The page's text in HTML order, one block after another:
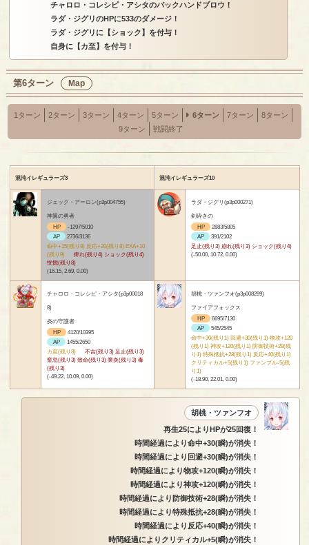
チャロロ・コレシピ・アシタのバックハンドブロウ！
ラダ・ジグリのHPに533のダメージ！
ラダ・ジグリに【ショック】を付与！
自身に【カ至】を付与！
第6ターン Map
1ターン 2ターン 3ターン 4ターン 5ターン 6ターン 7ターン
8ターン
9ターン
戦闘終了
混沌イレギュラーズ3 混沌イレギュラーズ10
ジェック・アーロン(p3p004755)
神翼の勇者
HP
-1297/5010
AP
2736/3136
命中+15(残り8) 反応+20(残り8) EXA+10
(残り8)
痺れ(残り4) ショック(残り4)
恍惚(残り8)
(16.15, 2.69, 0.00)
ラダ・ジグリ(p3p000271)
剣砕きの
HP
2883/5805
AP
391/2102
足止(残り3) 崩れ(残り3) ショック(残り4)
(-50.00, 10.72, 0.00)
チャロロ・コレシピ・アシタ(p3p00018
8)
炎の守護者
HP
4120/10395
AP
1455/2650
カ至(残り8)
不吉(残り3) 足止(残り3)
窒息(残り3) 致命(残り3) 業炎(残り3) 毒
(残り3)
(-49.22, 10.09, 0.00)
胡桃・ツァンフオ(p3p008299)
ファイアフォックス
HP
6695/7130
AP
545/2545
命中+30(残り1) 回避+30(残り1) 物攻+120
(残り1) 神攻+120(残り1) 防御技術+28(残
り1) 特殊抵抗+28(残り1) 反応+40(残り1)
クリティカル+5(残り1) ファンブル-5(残
り1)
(-18.90, 22.01, 0.00)
胡桃・ツァンフオ
再生25によりHPが25回復！
時間経過により命中+30(瞬)が消失！
時間経過により回避+30(瞬)が消失！
時間経過により物攻+120(瞬)が消失！
時間経過により神攻+120(瞬)が消失！
時間経過により防御技術+28(瞬)が消失！
時間経過により特殊抵抗+28(瞬)が消失！
時間経過により反応+40(瞬)が消失！
時間経過によりクリティカル+5(瞬)が消失！